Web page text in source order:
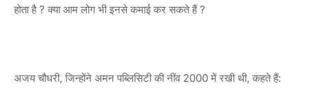
होता है ? क्या आम लोग भी इनसे कमाई कर सकते हैं ?
अजय चौधरी, जिन्होंने अमन पब्लिसिटी की नींव 2000 में रखी थी, कहते हैं: